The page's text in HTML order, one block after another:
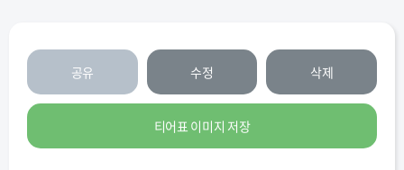
공유 수정 삭제
티어표 이미지 저장